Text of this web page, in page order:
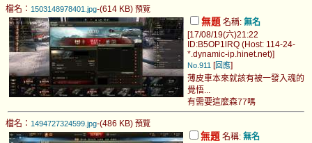
檔名： 1503148978401.jpg-(614 KB) 預覽
無題 名稱: 無名
[17/08/19(六)21:22
ID:B5OP1lRQ (Host: 114-24-
*.dynamic-ip.hinet.net)]
No.911 [ 回應]
薄皮車本來就該有被一發入魂的
覺悟...
有需要這麼森77嗎
檔名： 1494727324599.jpg-(486 KB) 預覽
無題 名稱: 無名